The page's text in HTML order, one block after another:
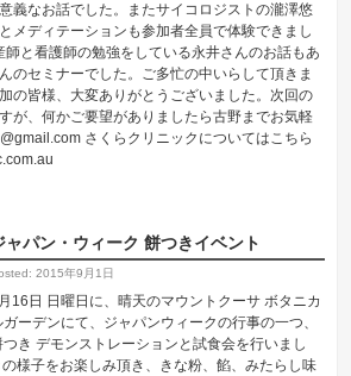
義なお話でした。またサイコロジストの瀧澤悠
メディテーションも参加者全員で体験できまし
と看護師の勉強をしている永井さんのお話もあ
のセミナーでした。ご多忙の中いらして頂きま
の皆様、大変ありがとうございました。次回の
が、何かご要望がありましたら古野までお気軽
さくらクリニックについてはこちら
ャパン・ウィーク 餅つきイベント
2015年9月1日
16日 日曜日に、晴天のマウントクーサ ボタニカ
ガーデンにて、ジャパンウィークの行事の一つ、
つき デモンストレーションと試食会を行いまし
様子をお楽しみ頂き、きな粉、餡、みたらし味